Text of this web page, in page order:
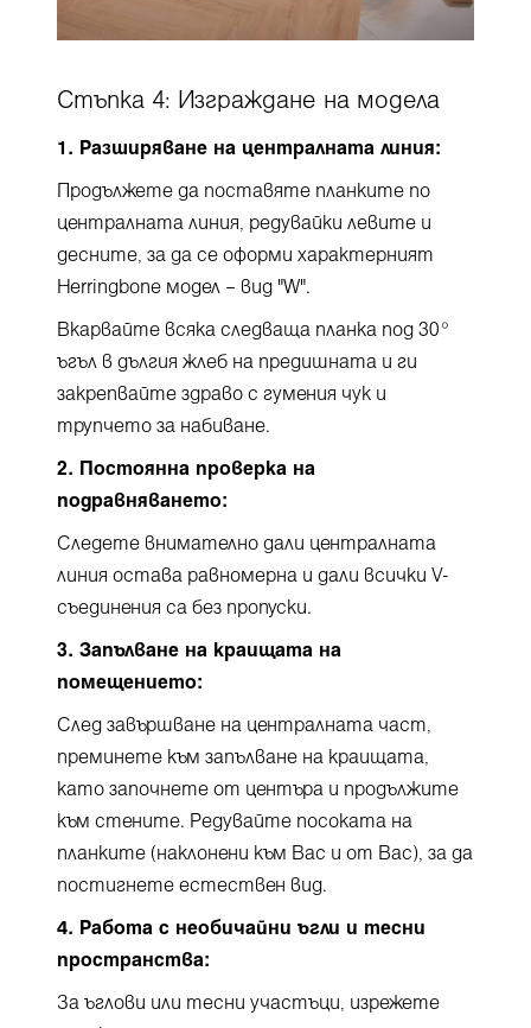
Стъпка 4: Изграждане на модела
1. Разширяване на централната линия:
Продължете да поставяте планките по
централната линия, редувайки левите и
десните, за да се оформи характерният
Herringbone модел – вид "W".
Вкарвайте всяка следваща планка под 30°
ъгъл в дългия жлеб на предишната и ги
закрепвайте здраво с гумения чук и
трупчето за набиване.
2. Постоянна проверка на
подравняването:
Следете внимателно дали централната
линия остава равномерна и дали всички V-
съединения са без пропуски.
3. Запълване на краищата на
помещението:
След завършване на централната част,
преминете към запълване на краищата,
като започнете от центъра и продължите
към стените. Редувайте посоката на
планките (наклонени към Вас и от Вас), за да
постигнете естествен вид.
4. Работа с необичайни ъгли и тесни
пространства:
За ъглови или тесни участъци, изрежете